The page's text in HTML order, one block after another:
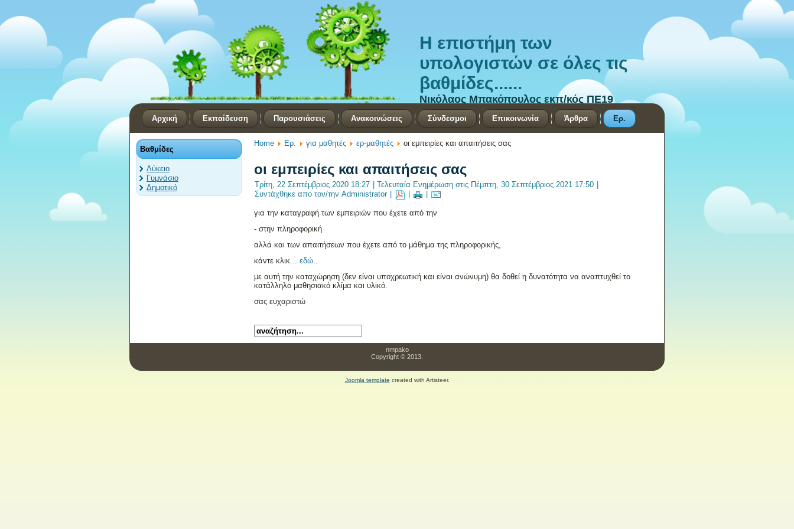
Η επιστήμη των
υπολογιστών σε όλες τις
βαθμίδες......
Νικόλαος Μπακόπουλος εκπ/κός ΠΕ19
Αρχική Εκπαίδευση Παρουσιάσεις Ανακοινώσεις Σύνδεσμοι Επικοινωνία Άρθρα Ερ.
Βαθμίδες
Λύκειο
Γυμνάσιο
Δημοτικό
Home Ερ. για μαθητές ερ-μαθητές οι εμπειρίες και απαιτήσεις σας
οι εμπειρίες και απαιτήσεις σας
Τρίτη, 22 Σεπτέμβριος 2020 18:27 Τελευταία Ενημέρωση στις Πέμπτη, 30 Σεπτέμβριος 2021 17:50
Συντάχθηκε απο τον/την Administrator
για την καταγραφή των εμπειριών που έχετε από την
- στην πληροφορική
αλλά και των απαιτήσεων που έχετε από το μάθημα της πληροφορικής,
κάντε κλικ... εδώ..
με αυτή την καταχώρηση (δεν είναι υποχρεωτική και είναι ανώνυμη) θα δοθεί η δυνατότητα να αναπτυχθεί το
κατάλληλο μαθησιακό κλίμα και υλικό.
σας ευχαριστώ
nmpako
Copyright © 2013.
Joomla template created with Artisteer.